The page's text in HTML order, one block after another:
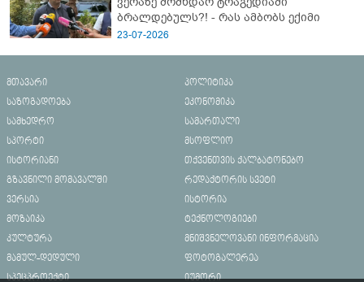
ბრალდებულს?! - რას ამბობს ექიმი
23-07-2026
მთავარი
პოლიტიკა
საზოგადოება
ეკონომიკა
სამხედრო
სამართალი
სპორტი
მსოფლიო
ისტორიანი
თქვენთვის ქალბატონებო
გზავნილი მომავალში
რედაქტორის სვეტი
ვერსია
ისტორია
მოზაიკა
ტექნოლოგიები
კულტურა
მნიშვნელოვანი ინფორმაცია
მამულ-დედული
ფოტოგალერეა
სპეცპროექტი
იუმორი